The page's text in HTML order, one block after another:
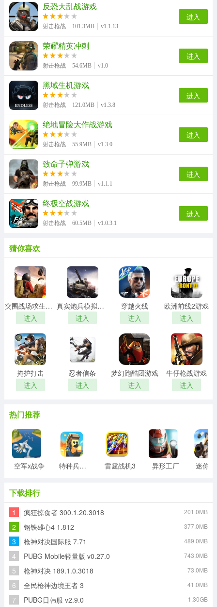
反恐大乱战游戏
射击枪战 101.3MB v1.1.13
进入
荣耀精英冲刺
射击枪战 54.6MB v1.0
进入
黑域生机游戏
射击枪战 121.0MB v1.3.8
进入
绝地冒险大作战游戏
射击枪战 55.9MB v1.3.0
进入
致命子弹游戏
射击枪战 99.9MB v1.1.1
进入
终极空战游戏
射击枪战 60.5MB v1.0.3.1
进入
猜你喜欢
突围战场求生行动游戏
进入
真实炮兵模拟游戏
进入
穿越火线
进入
欧洲前线2游戏
进入
掩护打击
进入
忍者信条
进入
梦幻跑酷团游戏
进入
牛仔枪战游戏
进入
热门推荐
空军x战争 特种兵王游戏 雷霆战机3 异形工厂
下载排行
1 疯狂掠食者 300.1.20.3018 201.0MB
2 钢铁雄心4 1.812 377.0MB
3 枪神对决国际服 7.71 489.0MB
4 PUBG Mobile轻量版 v0.27.0 743.0MB
5 枪神对决 189.1.0.3018 73.0MB
6 全民枪神边境王者 3 41.0MB
7 PUBG日韩服 v2.9.0 1.30GB